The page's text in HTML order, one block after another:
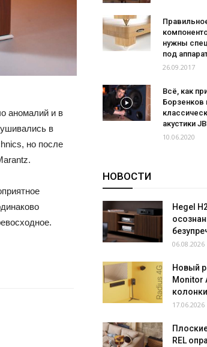
аномалий и в
в
но после
нужны
под
26.09.2017
Всё, как
акустики
10.06.2020
НОВОСТИ
Hegel
06.08.2026
Новый
Monitor
17.06.2026
REL